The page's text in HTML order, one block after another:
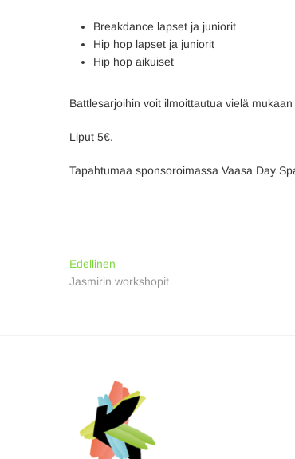
Breakdance lapset ja juniorit
Hip hop lapset ja juniorit
Hip hop aikuiset
Battlesarjoihin voit ilmoittautua vielä
Liput 5€.
Tapahtumaa sponsoroimassa Vaasa Day
Artikkelien
selaus
Edellinen
post:
Jasmirin workshopit